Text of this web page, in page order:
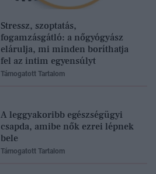
Stressz, szoptatás,
fogamzásgátló: a nőgyógyász
elárulja, mi minden boríthatja
fel az intim egyensúlyt
Támogatott Tartalom
A leggyakoribb egészségügyi
csapda, amibe nők ezrei lépnek
bele
Támogatott Tartalom